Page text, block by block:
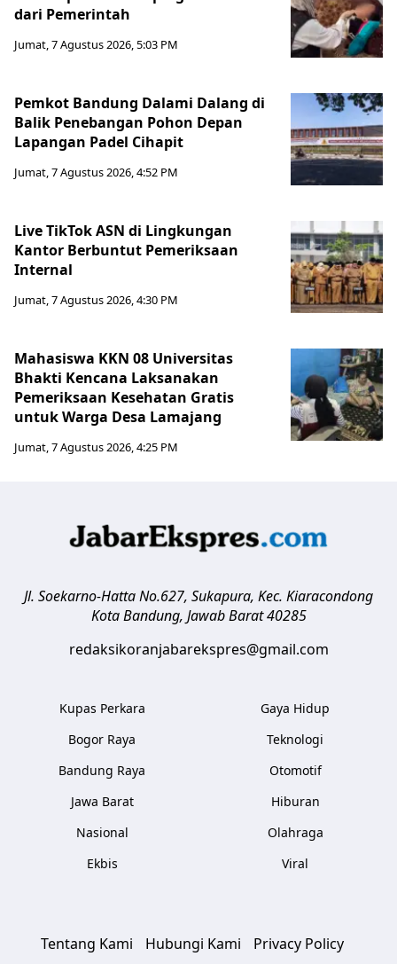
dari Pemerintah
Jumat, 7 Agustus 2026, 5:03 PM
Pemkot Bandung Dalami Dalang di
Balik Penebangan Pohon Depan
Lapangan Padel Cihapit
Jumat, 7 Agustus 2026, 4:52 PM
Live TikTok ASN di Lingkungan
Kantor Berbuntut Pemeriksaan
Internal
Jumat, 7 Agustus 2026, 4:30 PM
Mahasiswa KKN 08 Universitas
Bhakti Kencana Laksanakan
Pemeriksaan Kesehatan Gratis
untuk Warga Desa Lamajang
Jumat, 7 Agustus 2026, 4:25 PM
Jl. Soekarno-Hatta No.627, Sukapura, Kec. Kiaracondong
Kota Bandung, Jawab Barat 40285
redaksikoranjabarekspres@gmail.com
Kupas Perkara
Bogor Raya
Bandung Raya
Jawa Barat
Nasional
Ekbis
Gaya Hidup
Teknologi
Otomotif
Hiburan
Olahraga
Viral
Tentang Kami Hubungi Kami Privacy Policy